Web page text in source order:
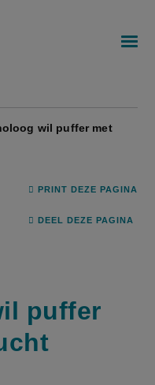
wil puffer met
PRINT DEZE PAGINA
DEEL DEZE PAGINA
puffer